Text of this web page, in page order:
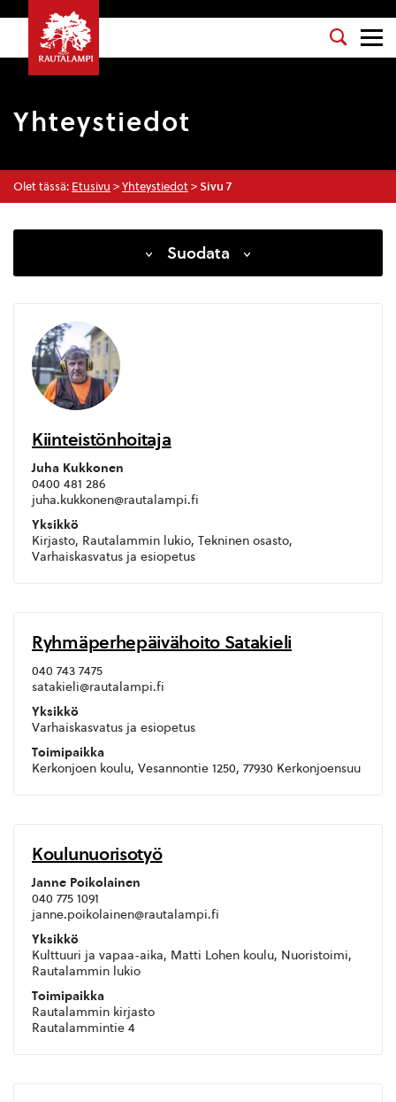
Yhteystiedot
Olet tässä: Etusivu > Yhteystiedot > Sivu 7
Suodata
Kiinteistönhoitaja
Juha Kukkonen
0400 481 286
juha.kukkonen@rautalampi.fi
Yksikkö
Kirjasto, Rautalammin lukio, Tekninen osasto,
Varhaiskasvatus ja esiopetus
Ryhmäperhepäivähoito Satakieli
040 743 7475
satakieli@rautalampi.fi
Yksikkö
Varhaiskasvatus ja esiopetus
Toimipaikka
Kerkonjoen koulu, Vesannontie 1250, 77930 Kerkonjoensuu
Koulunuorisotyö
Janne Poikolainen
040 775 1091
janne.poikolainen@rautalampi.fi
Yksikkö
Kulttuuri ja vapaa-aika, Matti Lohen koulu, Nuoristoimi,
Rautalammin lukio
Toimipaikka
Rautalammin kirjasto
Rautalammintie 4